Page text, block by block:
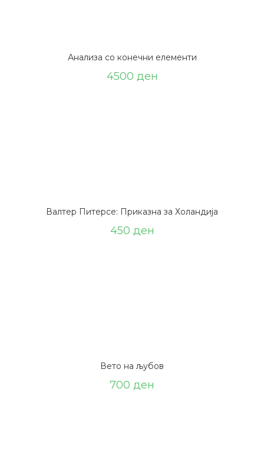
Анализа со конечни елементи
4500 ден
Валтер Питерсе: Приказна за Холандија
450 ден
Вето на љубов
700 ден